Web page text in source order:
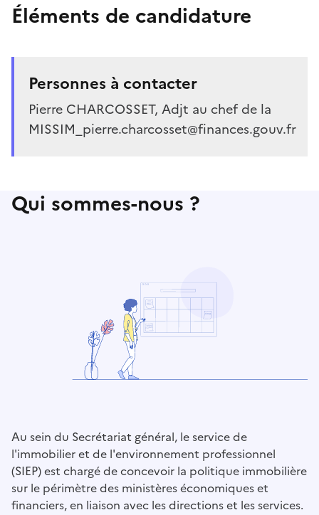
Éléments de candidature
Personnes à contacter
Pierre CHARCOSSET, Adjt au chef de la
MISSIM_pierre.charcosset@finances.gouv.fr
Qui sommes-nous ?
Au sein du Secrétariat général, le service de
l'immobilier et de l'environnement professionnel
(SIEP) est chargé de concevoir la politique immobilière
sur le périmètre des ministères économiques et
financiers, en liaison avec les directions et les services.